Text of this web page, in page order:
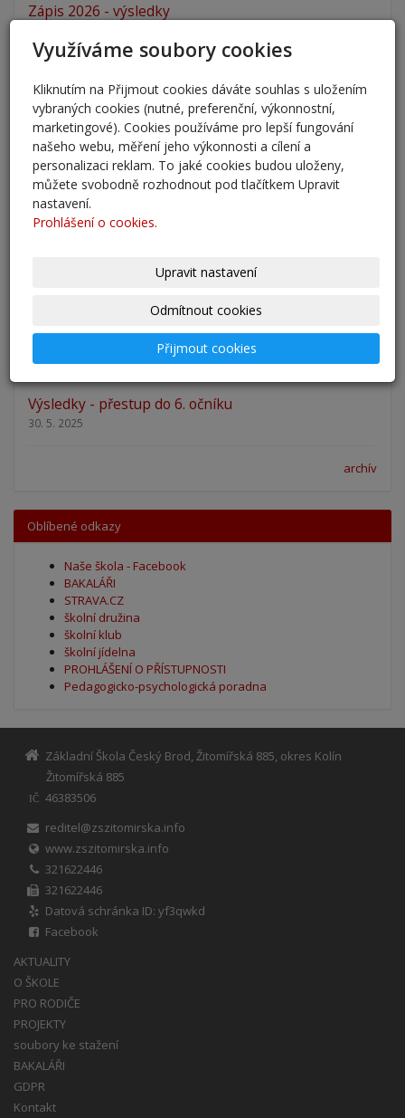
Zápis 2026 - výsledky
14. 1. 2026
Nový školní rok - informace
31. 8. 2025
Pěšky do školy
29. 8. 2025
Zahájení školního roku 2025/2026
Výsledky - přestup do 6. očníku
30. 5. 2025
archív
Oblíbené odkazy
Naše škola - Facebook
BAKALÁŘI
STRAVA.CZ
školní družina
školní klub
školní jídelna
PROHLÁŠENÍ O PŘÍSTUPNOSTI
Pedagogicko-psychologická poradna
Základní Škola Český Brod, Žitomířská 885, okres Kolín
Žitomířská 885
IČ
46383506
reditel@zszitomirska.info
www.zszitomirska.info
321622446
321622446
Datová schránka ID: yf3qwkd
Facebook
AKTUALITY
O ŠKOLE
PRO RODIČE
PROJEKTY
soubory ke stažení
BAKALÁŘI
GDPR
Kontakt
Využíváme soubory cookies
Kliknutím na Přijmout cookies dáváte souhlas s uložením
vybraných cookies (nutné, preferenční, výkonnostní,
marketingové). Cookies používáme pro lepší fungování
našeho webu, měření jeho výkonnosti a cílení a
personalizaci reklam. To jaké cookies budou uloženy,
můžete svobodně rozhodnout pod tlačítkem Upravit
nastavení.
Prohlášení o cookies.
Upravit nastavení
Odmítnout cookies
Přijmout cookies